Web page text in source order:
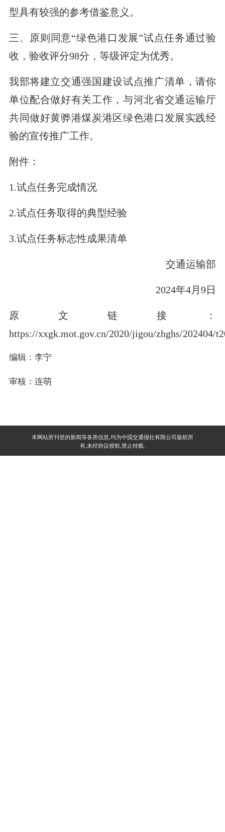
型具有较强的参考借鉴意义。
三、原则同意“绿色港口发展”试点任务通过验
收，验收评分98分，等级评定为优秀。
我部将建立交通强国建设试点推广清单，请你
单位配合做好有关工作，与河北省交通运输厅
共同做好黄骅港煤炭港区绿色港口发展实践经
验的宣传推广工作。
附件：
1.试点任务完成情况
2.试点任务取得的典型经验
3.试点任务标志性成果清单
交通运输部
2024年4月9日
原文链接：
https://xxgk.mot.gov.cn/2020/jigou/zhghs/202404/
编辑：李宁
审核：连萌
本网站所刊登的新闻等各类信息,均为中国交通报社有限公司版权所
有,未经协议授权,禁止转载.